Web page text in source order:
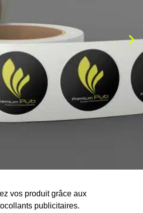
vos produit grâce aux
publicitaires.